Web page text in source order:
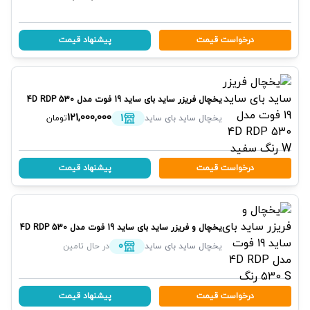
درخواست قیمت پیشنهاد قیمت
یخچال فریزر ساید بای ساید 19 فوت مدل 4D RDP 530
W رنگ سفید
پاکشوما
یخچال ساید بای ساید 1
121,000,000تومان
درخواست قیمت پیشنهاد قیمت
یخچال و فریزر ساید بای ساید 19 فوت مدل 4D RDP 530
S رنگ سیلور
پاکشوما
یخچال ساید بای ساید 0 در حال تامین
درخواست قیمت پیشنهاد قیمت